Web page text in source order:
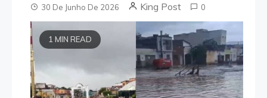
30 De Junho De 2026 King Post 0
1 MIN READ